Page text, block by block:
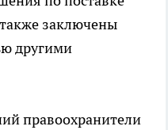
заключены
другими
правоохранители